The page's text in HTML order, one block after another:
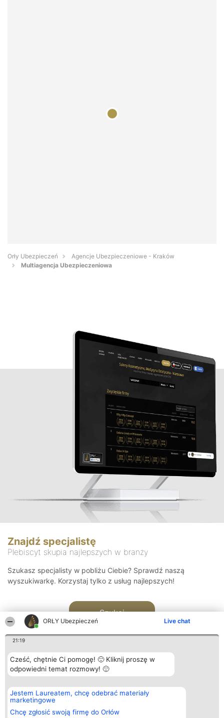
ORŁY Ubezpieczeń Live chat
21:19
Cześć, chętnie Ci pomogę! 🙂 Kliknij proszę w
odpowiedni temat rozmowy! 🙂
Jestem Laureatem, chcę odebrać materiały
marketingowe
Chcę zgłosić swoją firmę do Orłów
Orły Ubezpieczeń
Agencje Ubezpieczeniowe - Kraków
Multiagencja Ubezpieczeniowa
Znajdź specjalistę
Plebiscyt skupia najlepszych w branży
Szukasz specjalisty w pobliżu Ciebie? Sprawdź naszą
wyszukiwarkę. Korzystaj tylko z usług najlepszych!
Szukaj
Organizator plebiscytu
Bright Side Solutions sp. z o.
o. sp. k.
ul. Ruska 22
Wrocław 50-079
Plebiscyt
Laureaci
wszystkich
Laureatów
Kontakt
Kontakt